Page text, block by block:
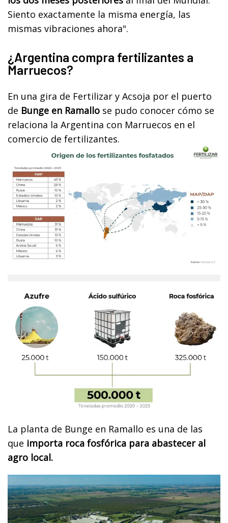
Siento exactamente la misma energía, las
mismas vibraciones ahora".
¿Argentina compra fertilizantes a
Marruecos?
En una gira de Fertilizar y Acsoja por el puerto
de Bunge en Ramallo se pudo conocer cómo se
relaciona la Argentina con Marruecos en el
comercio de fertilizantes.
La planta de Bunge en Ramallo es una de las
que importa roca fosfórica para abastecer al
agro local.